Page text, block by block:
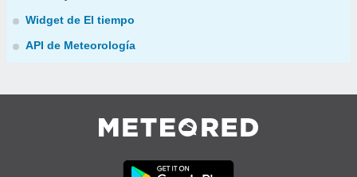
Widget de El tiempo
API de Meteorología